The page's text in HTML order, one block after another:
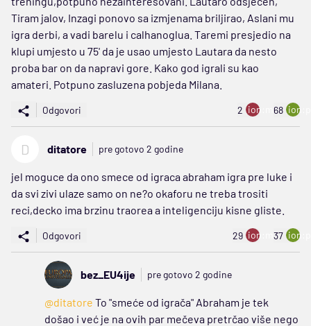
Tiram jalov, Inzagi ponovo sa izmjenama briljirao, Aslani mu
igra derbi, a vadi barelu i calhanoglua. Taremi presjedio na
klupi umjesto u 75' da je usao umjesto Lautara da nesto
proba bar on da napravi gore. Kako god igrali su kao
amateri. Potpuno zasluzena pobjeda Milana.
Odgovori 2 ion:minus
68
D ditatore pre gotovo 2 godine
jel moguce da ono smece od igraca abraham igra pre luke i
da svi zivi ulaze samo on ne?o okaforu ne treba trositi
reci,decko ima brzinu traorea a inteligenciju kisne gliste.
Odgovori 29 ion:minus
37
bez_EU4ije pre gotovo 2 godine
@ditatore To "smeće od igrača" Abraham je tek
došao i već je na ovih par mečeva pretrčao više nego